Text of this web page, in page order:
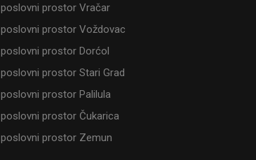
poslovni prostor Vračar
poslovni prostor Voždovac
poslovni prostor Dorćol
poslovni prostor Stari Grad
poslovni prostor Palilula
poslovni prostor Čukarica
poslovni prostor Zemun